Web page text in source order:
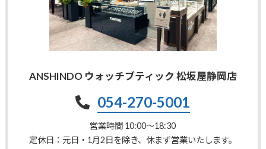
ANSHINDO ウォッチブティック 松坂屋静岡店
054-270-5001
営業時間 10:00〜18:30
定休日：元日・1月2日を除き、休まず営業いたします。